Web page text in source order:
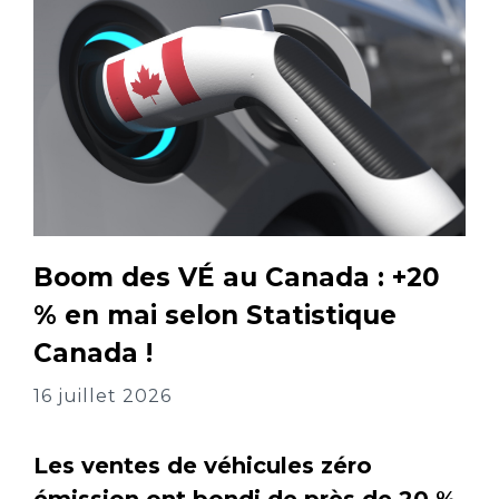
Boom des VÉ au Canada : +20
% en mai selon Statistique
Canada !
16 juillet 2026
Les ventes de véhicules zéro